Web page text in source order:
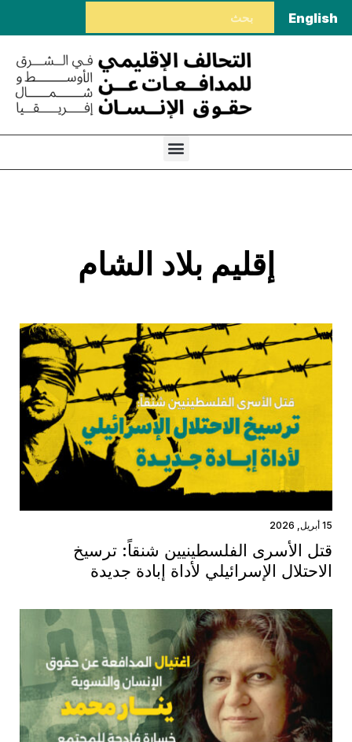
English
إقليم بلاد الشام
15 أبريل, 2026
قتل الأسرى الفلسطينيين شنقاً: ترسيخ
الاحتلال الإسرائيلي لأداة إبادة جديدة